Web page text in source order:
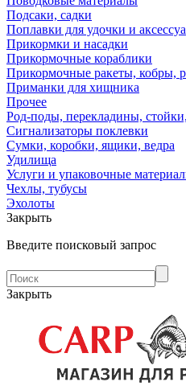
Подсаки, садки
Поплавки для удочки и
Прикормки и насадки
Прикормочные кораблики
Прикормочные ракеты, кобры,
Приманки для хищника
Прочее
Род-поды, перекладины,
Сигнализаторы поклевки
Сумки, коробки, ящики, ведра
Удилища
Услуги и упаковочные
Чехлы, тубусы
Эхолоты
Закрыть
Введите поисковый запрос
Закрыть